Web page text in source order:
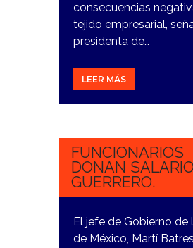
consecuencias
tejido empresarial,
presidenta de…
LEER MÁS
30
FUNCIONARIOS
DONAN
GUERRERO.
El jefe de Gobierno de
de México, Martí